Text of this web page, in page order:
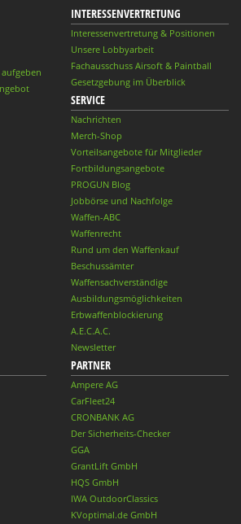
INTERESSENVERTRETUNG
Interessenvertretung & Positionen
Unsere Lobbyarbeit
Fachausschuss Airsoft & Paintball
Gesetzgebung im Überblick
SERVICE
Nachrichten
Merch-Shop
Vorteilsangebote für Mitglieder
Fortbildungsangebote
PROGUN Blog
Jobbörse und Nachfolge
Waffen-ABC
Waffenrecht
Rund um den Waffenkauf
Beschussämter
Waffensachverständige
Ausbildungsmöglichkeiten
Erbwaffenblockierung
A.E.C.A.C.
Newsletter
PARTNER
Ampere AG
CarFleet24
CRONBANK AG
Der Sicherheits-Checker
GGA
GrantLift GmbH
HQS GmbH
IWA OutdoorClassics
KVoptimal.de GmbH